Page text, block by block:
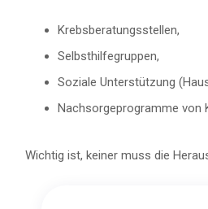
Krebsberatungsstellen,
Selbsthilfegruppen,
Soziale Unterstützung
Nachsorgeprogramme von
Wichtig ist, keiner muss die